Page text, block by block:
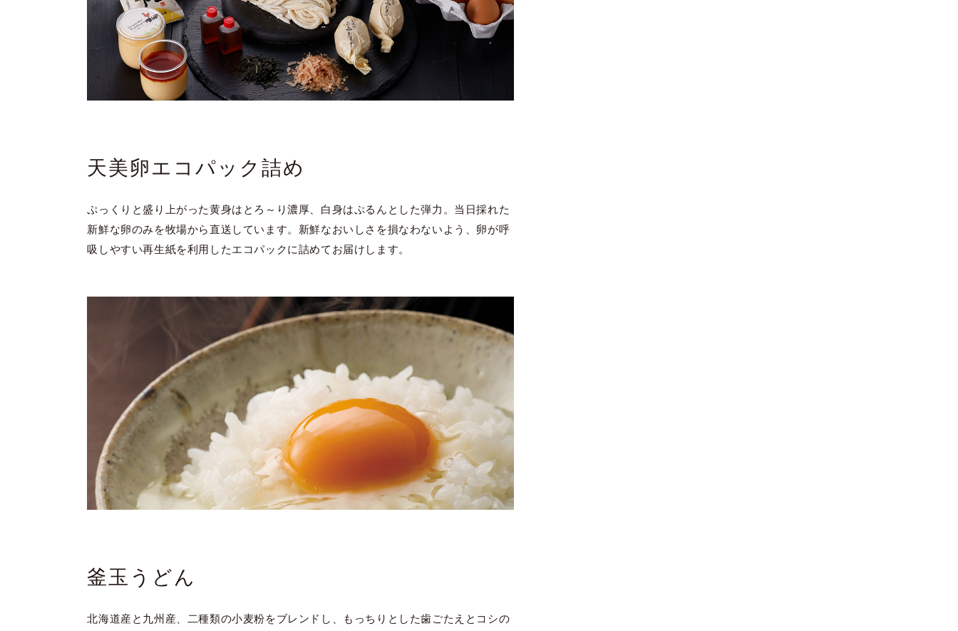
天美卵エコパック詰め
ぷっくりと盛り上がった黄身はとろ～り濃厚、白身はぷるんとした弾力。当日採れた
新鮮な卵のみを牧場から直送しています。新鮮なおいしさを損なわないよう、卵が呼
吸しやすい再生紙を利用したエコパックに詰めてお届けします。
釜玉うどん
北海道産と九州産、二種類の小麦粉をブレンドし、もっちりとした歯ごたえとコシの